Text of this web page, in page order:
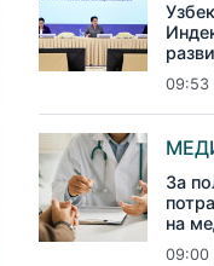
09:53
За
на
09:00